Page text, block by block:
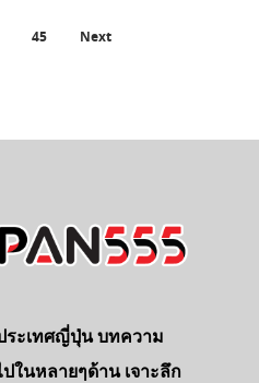
45 Next
ระเทศญี่ปุ่น บทความ
ในหลายๆด้าน เจาะลึก